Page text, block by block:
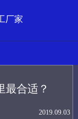
厂家
最合适？
2019.09.03